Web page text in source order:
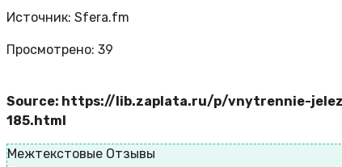
Источник: Sfera.fm
Просмотрено: 39
Source: https://lib.zaplata.ru/p/vnytrennie-
185.html
Межтекстовые Отзывы